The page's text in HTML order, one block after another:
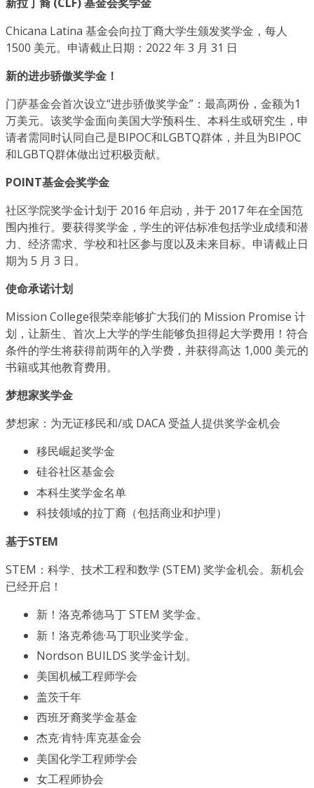
Chicana Latina 基金会向拉丁裔大学生颁发奖学金，每人
1500 美元。申请截止日期：2022 年 3 月 31 日
新的进步骄傲奖学金！
门萨基金会首次设立“进步骄傲奖学金”：最高两份，金额为1
万美元。该奖学金面向美国大学预科生、本科生或研究生，申
请者需同时认同自己是BIPOC和LGBTQ群体，并且为BIPOC
和LGBTQ群体做出过积极贡献。
POINT基金会奖学金
社区学院奖学金计划于 2016 年启动，并于 2017 年在全国范
围内推行。要获得奖学金，学生的评估标准包括学业成绩和潜
力、经济需求、学校和社区参与度以及未来目标。申请截止日
期为 5 月 3 日。
使命承诺计划
Mission College很荣幸能够扩大我们的 Mission Promise 计
划，让新生、首次上大学的学生能够负担得起大学费用！符合
条件的学生将获得前两年的入学费，并获得高达 1,000 美元的
书籍或其他教育费用。
梦想家奖学金
梦想家：为无证移民和/或 DACA 受益人提供奖学金机会
移民崛起奖学金
硅谷社区基金会
本科生奖学金名单
科技领域的拉丁裔（包括商业和护理）
基于STEM
STEM：科学、技术工程和数学 (STEM) 奖学金机会。新机会
已经开启！
新！洛克希德马丁 STEM 奖学金。
新！洛克希德·马丁职业奖学金。
Nordson BUILDS 奖学金计划。
美国机械工程师学会
盖茨千年
西班牙裔奖学金基金
杰克·肯特·库克基金会
美国化学工程师学会
女工程师协会